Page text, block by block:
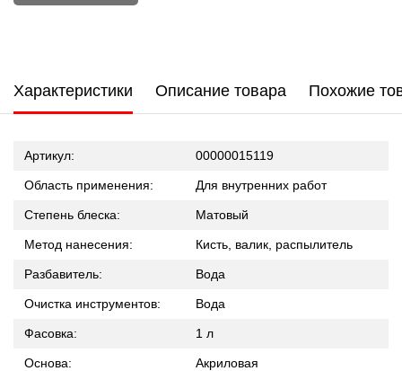
Характеристики Описание товара Похожие
Артикул: 00000015119
Область применения: Для внутренних работ
Степень блеска: Матовый
Метод нанесения: Кисть, валик, распылитель
Разбавитель: Вода
Очистка инструментов: Вода
Фасовка: 1 л
Основа: Акриловая